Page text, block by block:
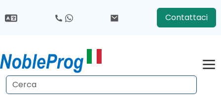
Contattaci